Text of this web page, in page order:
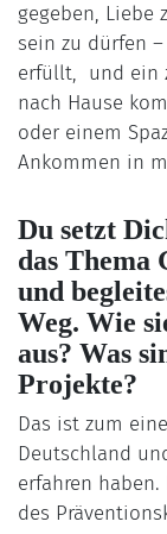
gegeben, Liebe
sein zu dürfen
erfüllt, und ein
nach Hause
oder einem
Ankommen in
Du setzt
das Thema
und
Weg. Wie
aus? Was
Projekte?
Das ist zum
Deutschland
erfahren
des